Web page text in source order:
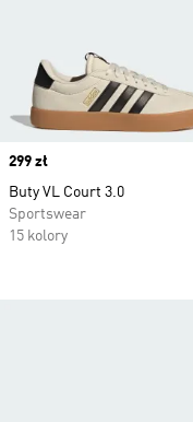
Price
299 zł
Buty VL Court 3.0
Sportswear
15 kolory